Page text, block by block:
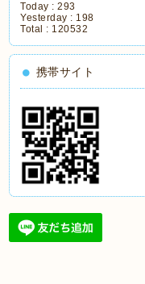
Today :293
Yesterday : 198
Total : 120532
携帯サイト